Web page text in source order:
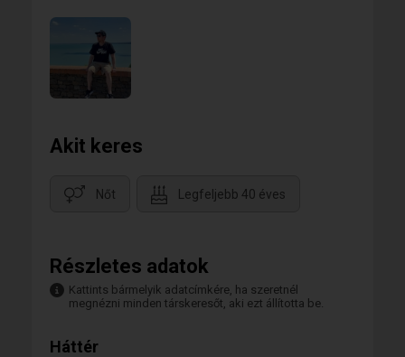
Akit keres
Nőt Legfeljebb 40 éves
Részletes adatok
Kattints bármelyik adatcímkére, ha szeretnél
megnézni minden társkeresőt, aki ezt állította be.
Háttér